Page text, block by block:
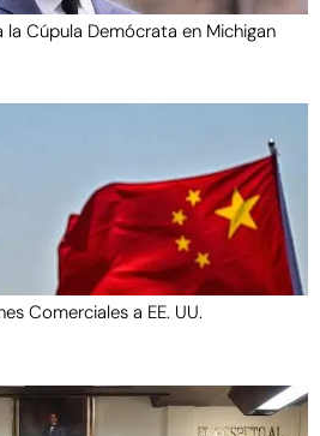
la Cúpula Demócrata en Michigan
Comerciales a EE. UU.